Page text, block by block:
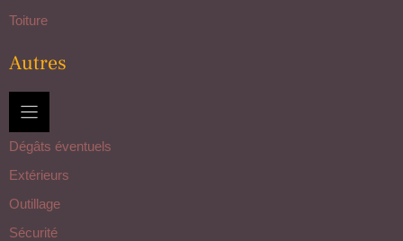
Toiture
Autres
Dégâts éventuels
Extérieurs
Outillage
Sécurité